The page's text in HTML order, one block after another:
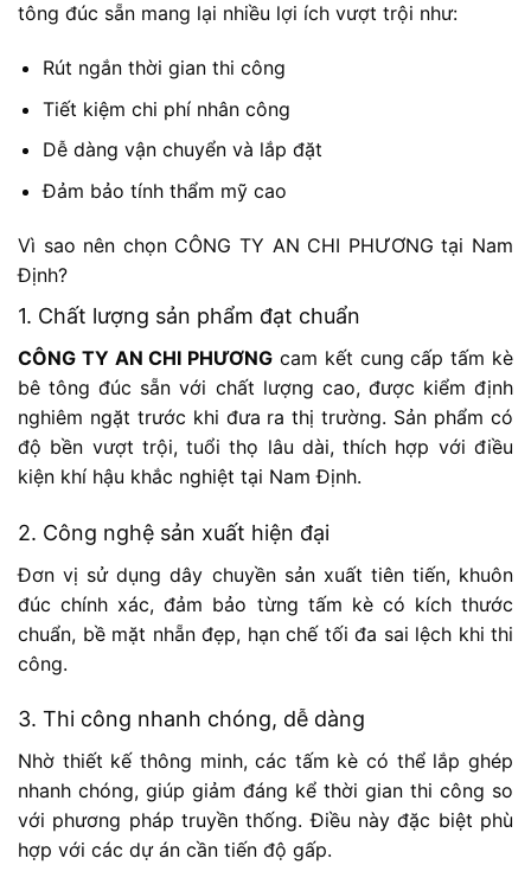
tông đúc sẵn mang lại nhiều lợi ích vượt trội như:
Rút ngắn thời gian thi công
Tiết kiệm chi phí nhân công
Dễ dàng vận chuyển và lắp đặt
Đảm bảo tính thẩm mỹ cao
Vì sao nên chọn CÔNG TY AN CHI PHƯƠNG tại Nam
Định?
1. Chất lượng sản phẩm đạt chuẩn
CÔNG TY AN CHI PHƯƠNG cam kết cung cấp tấm kè
bê tông đúc sẵn với chất lượng cao, được kiểm định
nghiêm ngặt trước khi đưa ra thị trường. Sản phẩm có
độ bền vượt trội, tuổi thọ lâu dài, thích hợp với điều
kiện khí hậu khắc nghiệt tại Nam Định.
2. Công nghệ sản xuất hiện đại
Đơn vị sử dụng dây chuyền sản xuất tiên tiến, khuôn
đúc chính xác, đảm bảo từng tấm kè có kích thước
chuẩn, bề mặt nhẵn đẹp, hạn chế tối đa sai lệch khi thi
công.
3. Thi công nhanh chóng, dễ dàng
Nhờ thiết kế thông minh, các tấm kè có thể lắp ghép
nhanh chóng, giúp giảm đáng kể thời gian thi công so
với phương pháp truyền thống. Điều này đặc biệt phù
hợp với các dự án cần tiến độ gấp.